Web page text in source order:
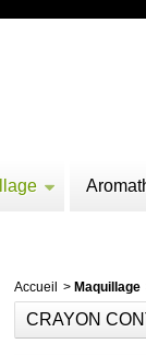
Accueil > Maquillage
CRAYON